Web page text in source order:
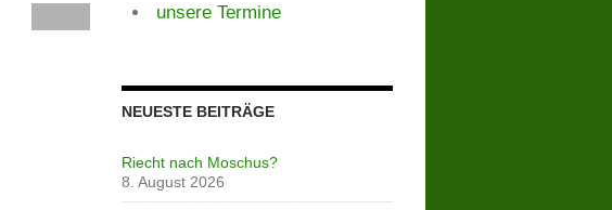
unsere Termine
NEUESTE BEITRÄGE
Riecht nach Moschus?
8. August 2026